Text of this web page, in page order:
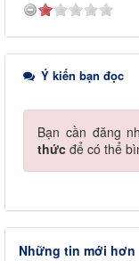
Ý kiến bạn đọc
Bạn cần đăng
thức để có thể
Những tin mới hơn